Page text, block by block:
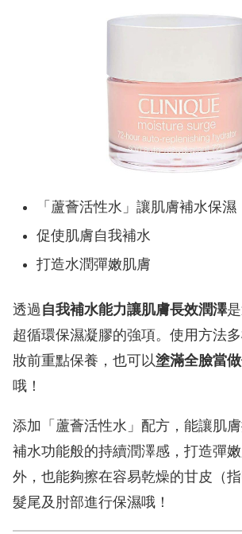
「蘆薈活性水」讓肌膚補水保濕
促使肌膚自我補水
打造水潤彈嫩肌膚
透過 自我補水能力讓肌膚長效潤澤
超循環保濕凝膠的強項。使用方法
妝前重點保養，也可以塗滿全臉當
哦！
添加「蘆薈活性水」配方，能讓肌
補水功能般的持續潤澤感，打造彈
外，也能夠擦在容易乾燥的甘皮（指
髮尾及肘部進行保濕哦！